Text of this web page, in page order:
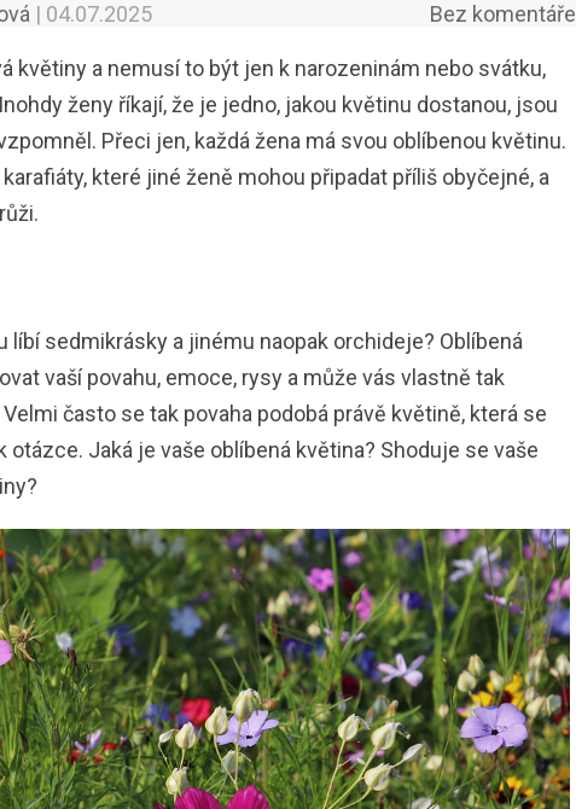
| 04.07.2025 Bez komentáře
květiny a nemusí to být jen k narozeninám nebo svátku,
ženy říkají, že je jedno, jakou květinu dostanou, jsou
Přeci jen, každá žena má svou oblíbenou květinu.
které jiné ženě mohou připadat příliš obyčejné, a
líbí sedmikrásky a jinému naopak orchideje? Oblíbená
vaší povahu, emoce, rysy a může vás vlastně tak
často se tak povaha podobá právě květině, která se
otázce. Jaká je vaše oblíbená květina? Shoduje se vaše